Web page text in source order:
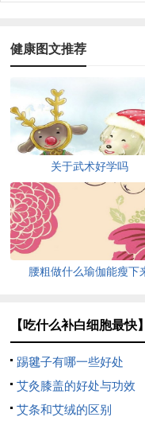
健康图文推荐
关于武术好学吗
腰粗做什么瑜伽能瘦下
【吃什么补白细胞最快
踢毽子有哪一些好处
艾灸膝盖的好处与功效
艾条和艾绒的区别